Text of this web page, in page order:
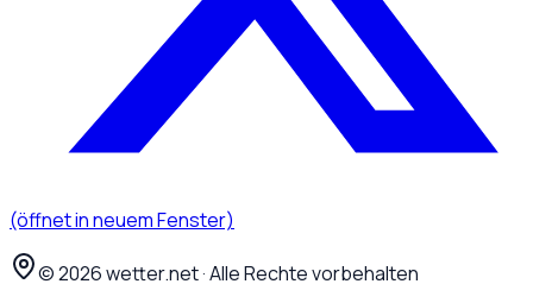
(öffnet in neuem Fenster)
©2026wetter.net · Alle Rechte vorbehalten